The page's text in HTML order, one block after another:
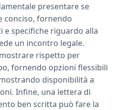
presentare se
conciso, fornendo
specifiche riguardo alla
un incontro legale.
rispetto per
fornendo opzioni flessibili
disponibilità a
Infine, una lettera di
ben scritta può fare la